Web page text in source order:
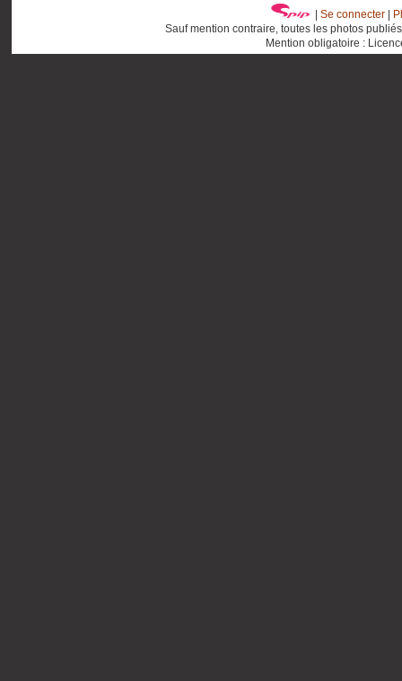
Se connecter|
Sauf mention contraire, toutes les photos
Mention obligatoire :